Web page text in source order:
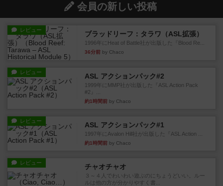
会員の新しい投稿
レビュー
ブラッドリーフ：タラワ（ASL拡張）
1996年にHeat of Battle社が出版した『Blood Re...
36分前 by Chaco
レビュー ASL アクションパック#2
1999年にMMP社が出版した『ASL Action Pack
#2』...
約1時間前 by Chaco
レビュー ASL アクションパック#1
1997年にAvalon Hill社が出版した『ASL Action ...
約1時間前 by Chaco
レビュー チャオチャオ
３～４人でわいわい遊ぶのにちょうどいい。ルー
ルは他の方が分かりやすく書...